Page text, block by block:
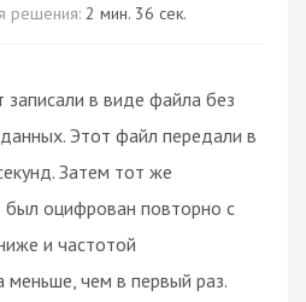
решения: 2 мин. 36 сек.
в виде файла без
Этот файл передали в
Затем тот же
был оцифрован повторно с
и частотой
меньше, чем в первый раз.